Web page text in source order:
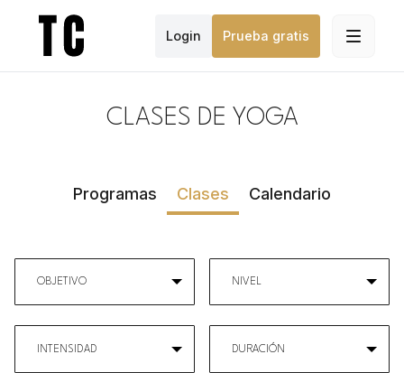
Login Prueba gratis
CLASES DE YOGA
Programas Clases Calendario
OBJETIVO NIVEL
INTENSIDAD DURACIÓN